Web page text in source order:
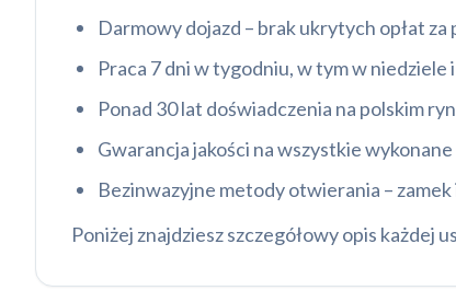
Darmowy dojazd – brak ukrytych opłat za
Praca 7 dni w tygodniu, w tym w
Ponad 30 lat doświadczenia na polskim
Gwarancja jakości na wszystkie
Bezinwazyjne metody otwierania –
Poniżej znajdziesz szczegółowy opis każdej